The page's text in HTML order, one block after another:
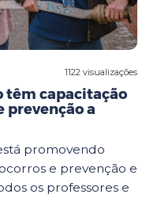
1122 visualizações
têm capacitação
prevenção a
promovendo
e prevenção e
os professores e